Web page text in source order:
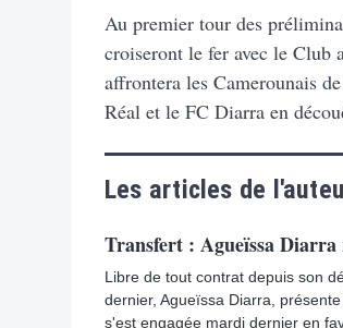
Au premier tour des
croiseront le fer avec le Club
affrontera les Camerounais
Réal et le FC Diarra en
Les articles de
Transfert : Agueïssa
Libre de tout contrat depuis son
dernier, Agueïssa Diarra,
s'est engagée mardi dernier en